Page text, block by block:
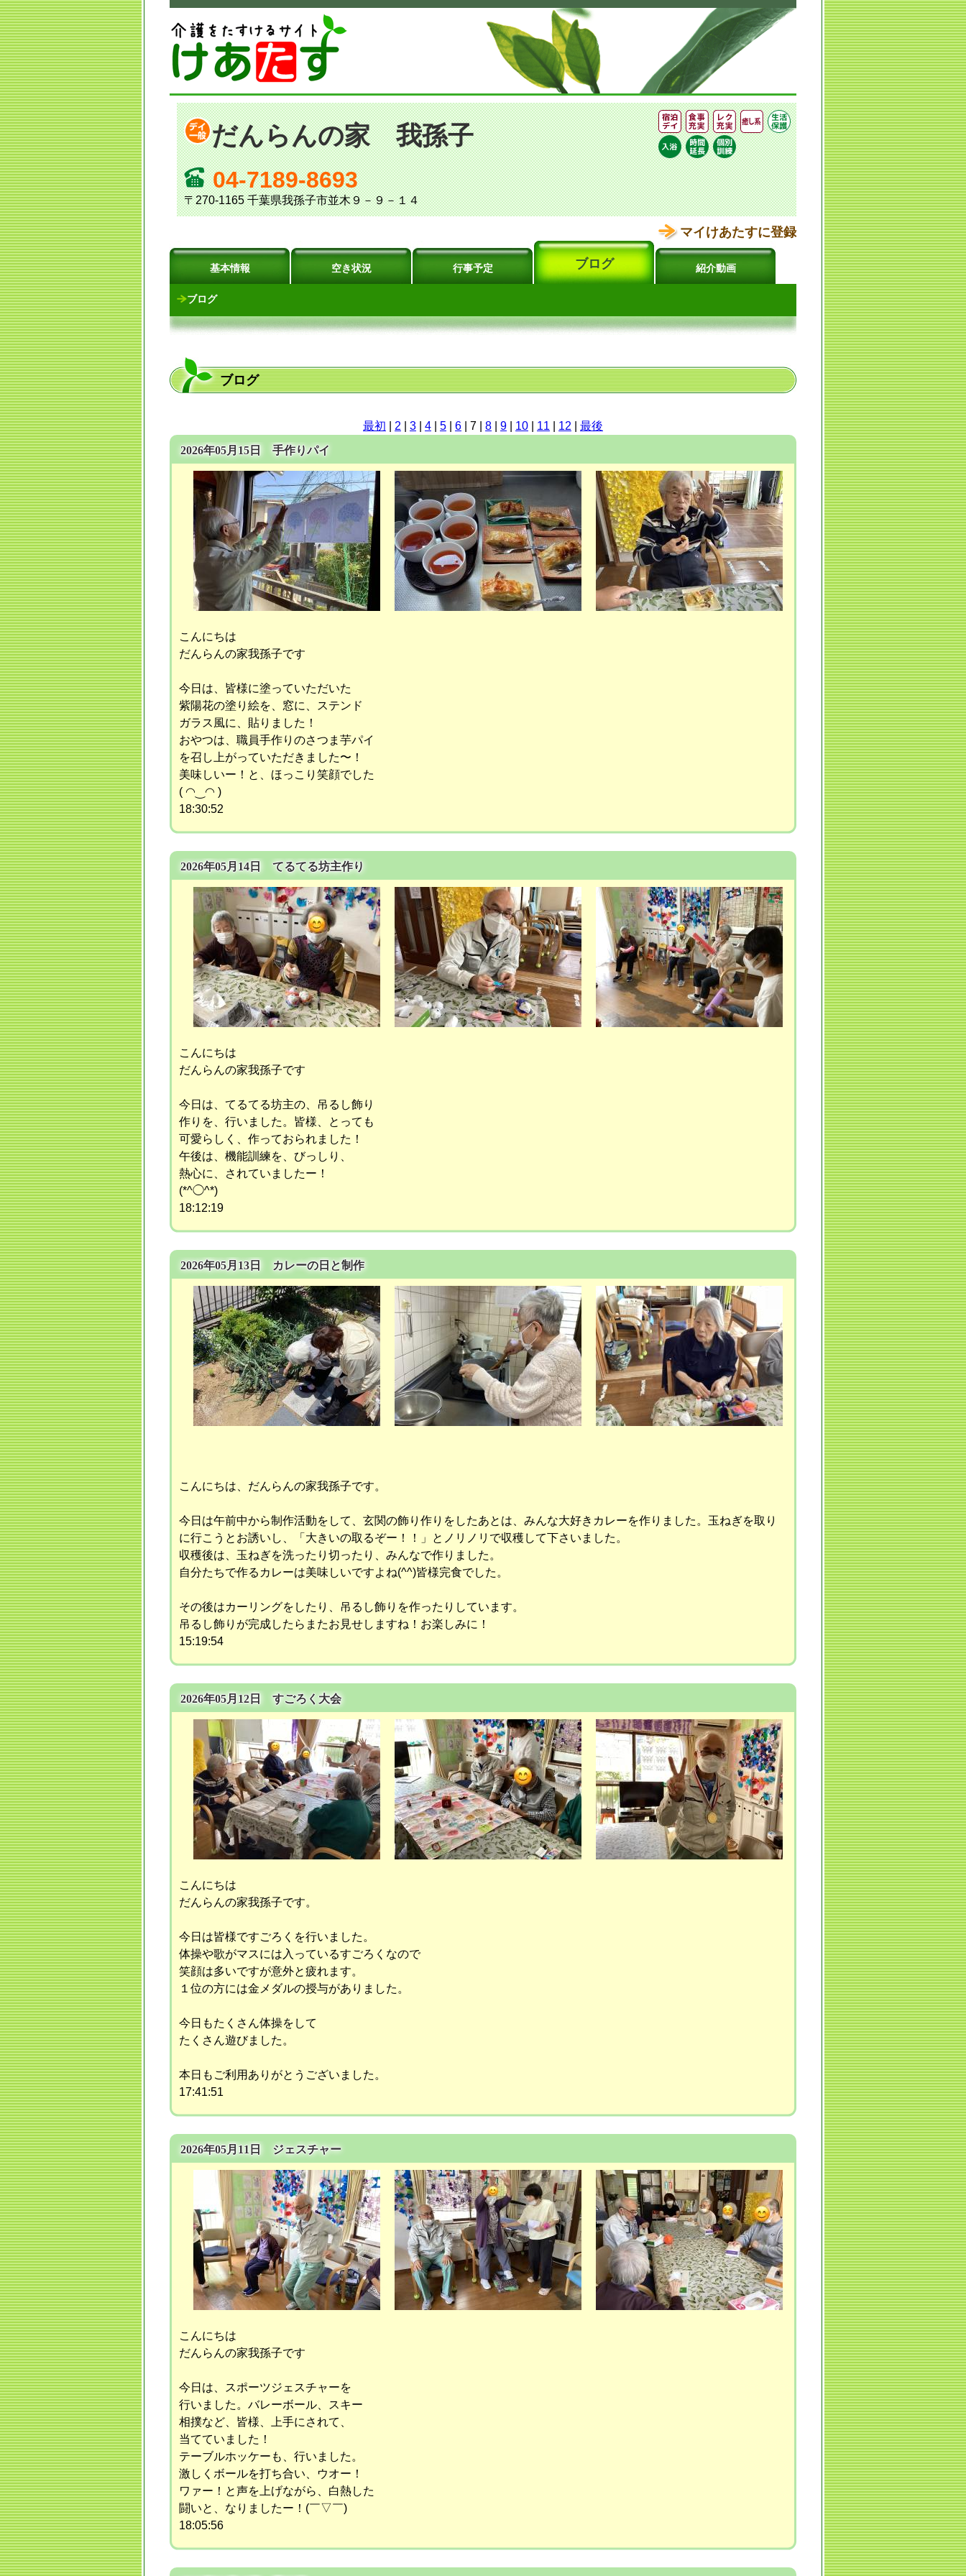
だんらんの家 我孫子
04-7189-8693
〒270-1165 千葉県我孫子市並木９－９－１４
マイけあたすに登録
基本情報 空き状況 行事予定 ブログ 紹介動画
ブログ
ブログ
最初 2 3 4 5 6 | 7 | 8 9 10 11 12
最後
2026年05月15日 手作りパイ
こんにちは
だんらんの家我孫子です
今日は、皆様に塗っていただいた
紫陽花の塗り絵を、窓に、ステンド
ガラス風に、貼りました！
おやつは、職員手作りのさつま芋パイ
を召し上がっていただきました〜！
美味しいー！と、ほっこり笑顔でした
( ◠‿◠ )
18:30:52
2026年05月14日 てるてる坊主作り
こんにちは
だんらんの家我孫子です
今日は、てるてる坊主の、吊るし飾り
作りを、行いました。皆様、とっても
可愛らしく、作っておられました！
午後は、機能訓練を、びっしり、
熱心に、されていましたー！
(*^◯^*)
18:12:19
2026年05月13日 カレーの日と制作
こんにちは、だんらんの家我孫子です。
今日は午前中から制作活動をして、玄関の飾り作りをしたあとは、みんな大好きカレーを作りました。玉ねぎを取り
に行こうとお誘いし、「大きいの取るぞー！！」とノリノリで収穫して下さいました。
収穫後は、玉ねぎを洗ったり切ったり、みんなで作りました。
自分たちで作るカレーは美味しいですよね(^^)皆様完食でした。
その後はカーリングをしたり、吊るし飾りを作ったりしています。
吊るし飾りが完成したらまたお見せしますね！お楽しみに！
15:19:54
2026年05月12日 すごろく大会
こんにちは
だんらんの家我孫子です。
今日は皆様ですごろくを行いました。
体操や歌がマスには入っているすごろくなので
笑顔は多いですが意外と疲れます。
１位の方には金メダルの授与がありました。
今日もたくさん体操をして
たくさん遊びました。
本日もご利用ありがとうございました。
17:41:51
2026年05月11日 ジェスチャー
こんにちは
だんらんの家我孫子です
今日は、スポーツジェスチャーを
行いました。バレーボール、スキー
相撲など、皆様、上手にされて、
当てていました！
テーブルホッケーも、行いました。
激しくボールを打ち合い、ウオー！
ワァー！と声を上げながら、白熱した
闘いと、なりましたー！(￣▽￣)
18:05:56